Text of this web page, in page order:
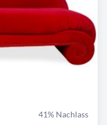
41% Nachlass